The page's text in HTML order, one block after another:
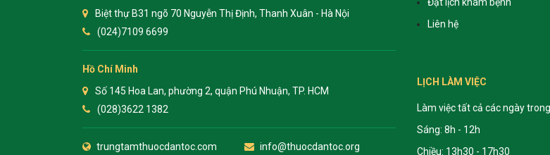
Biệt thự B31 ngõ 70 Nguyễn Thị Định, Thanh Xuân - Hà Nội
(024)7109 6699
Hồ Chí Minh
Số 145 Hoa Lan, phường 2, quận Phú Nhuận, TP. HCM
(028)3622 1382
trungtamthuocdantoc.com info@thuocdantoc.org
Liên hệ
LỊCH LÀM VIỆC
Làm việc tất cả các ngày
Sáng: 8h - 12h
Chiều: 13h30 - 17h30